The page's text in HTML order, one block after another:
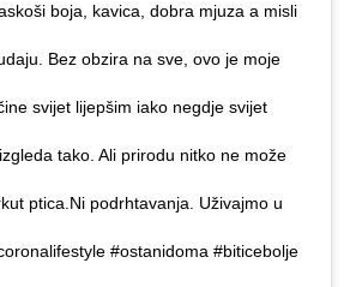
boja, kavica, dobra mjuza a misli
Bez obzira na sve, ovo je moje
svijet lijepšim iako negdje svijet
tako. Ali prirodu nitko ne može
ptica.Ni podrhtavanja. Uživajmo u
#ostanidoma #biticebolje